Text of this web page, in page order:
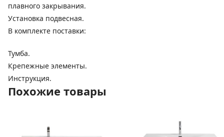
плавного закрывания.
Установка подвесная.
В комплекте поставки:
Тумба.
Крепежные элементы.
Инструкция.
Похожие товары